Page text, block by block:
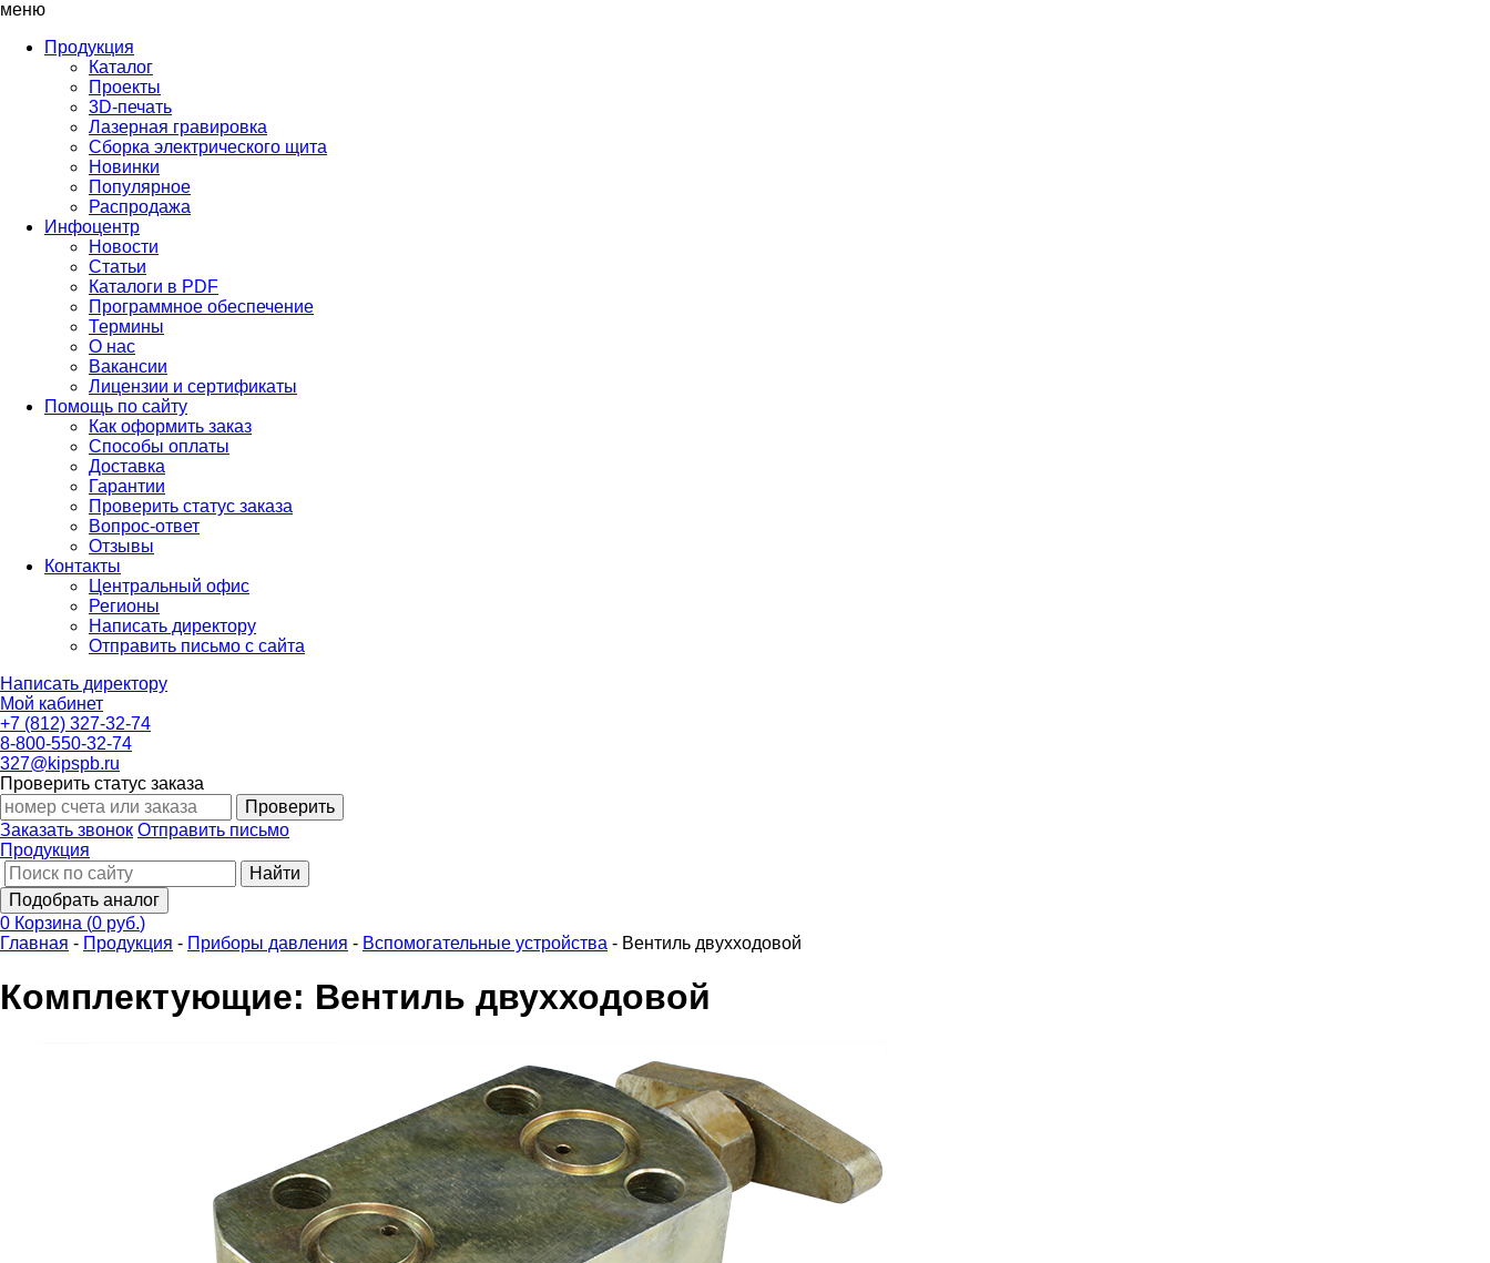
меню
Продукция
Каталог
Проекты
3D-печать
Лазерная гравировка
Сборка электрического щита
Новинки
Популярное
Распродажа
Инфоцентр
Новости
Статьи
Каталоги в PDF
Программное обеспечение
Термины
О нас
Вакансии
Лицензии и сертификаты
Помощь по сайту
Как оформить заказ
Способы оплаты
Доставка
Гарантии
Проверить статус заказа
Вопрос-ответ
Отзывы
Контакты
Центральный офис
Регионы
Написать директору
Отправить письмо с сайта
Написать директору
Мой кабинет
+7 (812) 327-32-74
8-800-550-32-74
327@kipspb.ru
Проверить статус заказа
Проверить
Заказать звонок Отправить письмо
Продукция
Найти
Подобрать аналог
0 Корзина (0 руб.)
Главная - Продукция - Приборы давления - Вспомогательные устройства - Вентиль двухходовой
Комплектующие: Вентиль двухходовой